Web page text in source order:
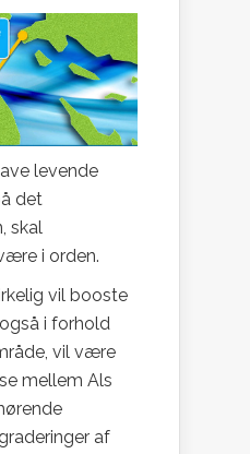
levende
det
skal
i orden.
vil booste
i forhold
vil være
mellem Als
af